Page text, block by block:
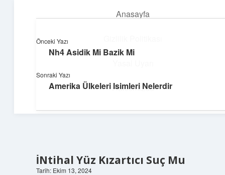
Anasayfa
Hakkımızda
Dijital dünyada keyifli bir macera!
İNtihal Yüz Kızartıcı Suç Mu
Tarih: Ekim 13, 2024
Önceki Yazı
Nh4 Asidik Mi Bazik Mi
Sonraki Yazı
Amerika Ülkeleri Isimleri Nelerdir